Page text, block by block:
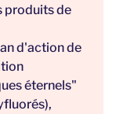
produits de
d'action de
éternels"
,